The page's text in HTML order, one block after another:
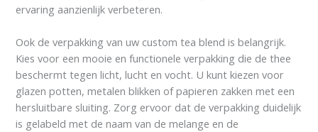
ervaring aanzienlijk verbeteren.
Ook de verpakking van uw custom tea blend is belangrijk.
Kies voor een mooie en functionele verpakking die de thee
beschermt tegen licht, lucht en vocht. U kunt kiezen voor
glazen potten, metalen blikken of papieren zakken met een
hersluitbare sluiting. Zorg ervoor dat de verpakking duidelijk
is gelabeld met de naam van de melange en de